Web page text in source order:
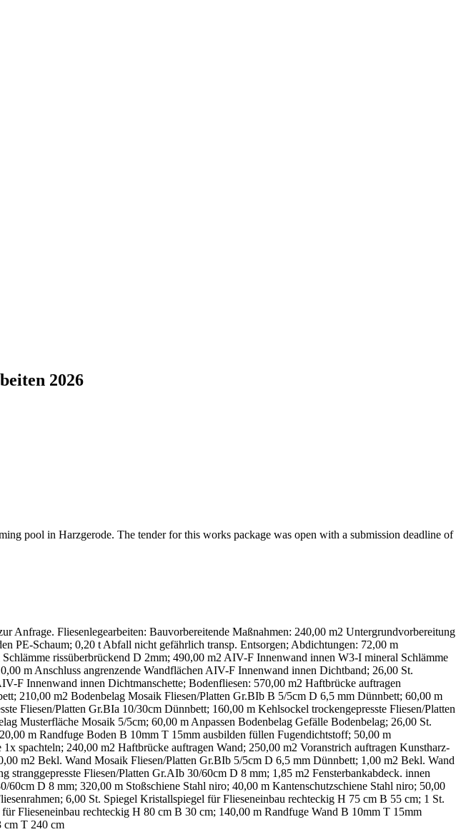
2026
pool in Harzgerode. The tender for this works package was open with a submission deadline of
Anfrage. Fliesenlegearbeiten: Bauvorbereitende Maßnahmen: 240,00 m2 Untergrundvorbereitung
PE-Schaum; 0,20 t Abfall nicht gefährlich transp. Entsorgen; Abdichtungen: 72,00 m
rissüberbrückend D 2mm; 490,00 m2 AIV-F Innenwand innen W3-I mineral Schlämme
m Anschluss angrenzende Wandflächen AIV-F Innenwand innen Dichtband; 26,00 St.
F Innenwand innen Dichtmanschette; Bodenfliesen: 570,00 m2 Haftbrücke auftragen
210,00 m2 Bodenbelag Mosaik Fliesen/Platten Gr.BIb B 5/5cm D 6,5 mm Dünnbett; 60,00 m
Fliesen/Platten Gr.BIa 10/30cm Dünnbett; 160,00 m Kehlsockel trockengepresste Fliesen/Platten
Musterfläche Mosaik 5/5cm; 60,00 m Anpassen Bodenbelag Gefälle Bodenbelag; 26,00 St.
m Randfuge Boden B 10mm T 15mm ausbilden füllen Fugendichtstoff; 50,00 m
spachteln; 240,00 m2 Haftbrücke auftragen Wand; 250,00 m2 Voranstrich auftragen Kunstharz-
m2 Bekl. Wand Mosaik Fliesen/Platten Gr.BIb 5/5cm D 6,5 mm Dünnbett; 1,00 m2 Bekl. Wand
Fliesen/Platten Gr.AIb 30/60cm D 8 mm; 1,85 m2 Fensterbankabdeck. innen
D 8 mm; 320,00 m Stoßschiene Stahl niro; 40,00 m Kantenschutzschiene Stahl niro; 50,00
6,00 St. Spiegel Kristallspiegel für Flieseneinbau rechteckig H 75 cm B 55 cm; 1 St.
Flieseneinbau rechteckig H 80 cm B 30 cm; 140,00 m Randfuge Wand B 10mm T 15mm
cm T 240 cm